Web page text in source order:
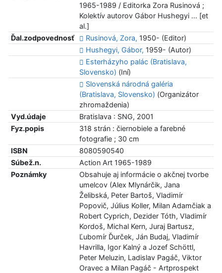
1965-1989 / Editorka Zora Rusinová ;
Kolektív autorov Gábor Hushegyi ... [et
al.]
Ďal.zodpovednosť
Rusinová, Zora, 1950- (Editor)
Hushegyi, Gábor, 1959- (Autor)
Esterházyho palác (Bratislava,
Slovensko) (Iní)
Slovenská národná galéria
(Bratislava, Slovensko) (Organizátor
zhromaždenia)
Vyd.údaje
Bratislava : SNG, 2001
Fyz.popis
318 strán : čiernobiele a farebné
fotografie ; 30 cm
ISBN
8080590540
Súbež.n.
Action Art 1965-1989
Poznámky
Obsahuje aj informácie o akčnej tvorbe
umelcov (Alex Mlynárčik, Jana
Želibská, Peter Bartoš, Vladimír
Popovič, Július Koller, Milan Adamčiak a
Robert Cyprich, Dezider Tóth, Vladimír
Kordoš, Michal Kern, Juraj Bartusz,
Ľubomír Ďurček, Ján Budaj, Vladimír
Havrilla, Igor Kalný a Jozef Schöttl,
Peter Meluzin, Ladislav Pagáč, Viktor
Oravec a Milan Pagáč - Artprospekt